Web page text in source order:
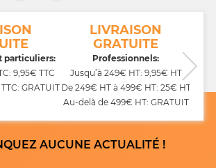
particuliers:
9,95€ TTC
GRATUIT
LIVRAISON
GRATUITE
Professionnels:
Jusqu’à 249€ HT: 9,95€ HT
De 249€ HT à 499€ HT: 25€ HT
Au-delà de 499€ HT: GRATUIT
AUCUNE ACTUALITÉ !